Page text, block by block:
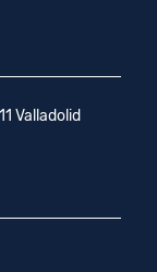
Valladolid